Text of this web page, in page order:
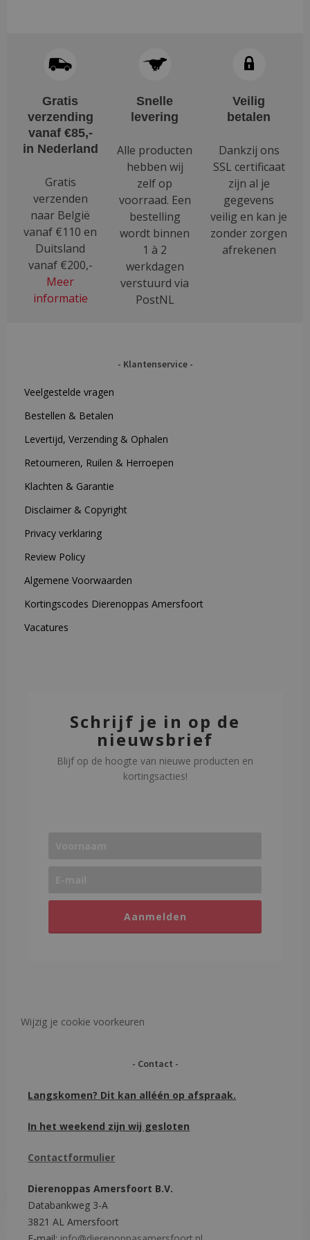
gekozen
worden
op
de
gekozen
worden
de
productpagina
Gratis
verzending
vanaf €85,-
in Nederland
Gratis
verzenden
naar België
vanaf €110 en
Duitsland
vanaf €200,-
Meer
informatie
Snelle
levering
Alle producten
hebben wij
zelf op
voorraad. Een
bestelling
wordt binnen
1 à 2
werkdagen
verstuurd via
PostNL
Veilig
betalen
Dankzij ons
SSL certificaat
zijn al je
gegevens
veilig en kan je
zonder zorgen
afrekenen
Klantenservice
Veelgestelde vragen
Bestellen & Betalen
Levertijd, Verzending & Ophalen
Retourneren, Ruilen & Herroepen
Klachten & Garantie
Disclaimer & Copyright
Privacy verklaring
Review Policy
Algemene Voorwaarden
Kortingscodes Dierenoppas Amersfoort
Vacatures
Schrijf je in op de
nieuwsbrief
Blijf op de hoogte van nieuwe producten en
kortingsacties!
Aanmelden
Wijzig je cookie voorkeuren
Contact
Langskomen? Dit kan alléén op afspraak.
In het weekend zijn wij gesloten
Contactformulier
Dierenoppas Amersfoort B.V.
Databankweg 3-A
3821 AL Amersfoort